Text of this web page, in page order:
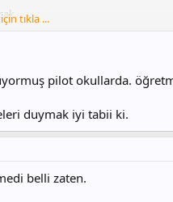
tüm anketler bizzat
tıkla ...
pilot okullarda.
duymak iyi tabii ki.
belli zaten.